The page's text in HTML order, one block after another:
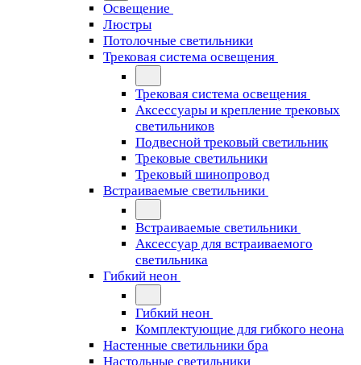
Освещение
Люстры
Потолочные светильники
Трековая система освещения
Трековая система освещения
Аксессуары и крепление трековых
светильников
Подвесной трековый светильник
Трековые светильники
Трековый шинопровод
Встраиваемые светильники
Встраиваемые светильники
Аксессуар для встраиваемого
светильника
Гибкий неон
Гибкий неон
Комплектующие для гибкого неона
Настенные светильники бра
Настольные светильники